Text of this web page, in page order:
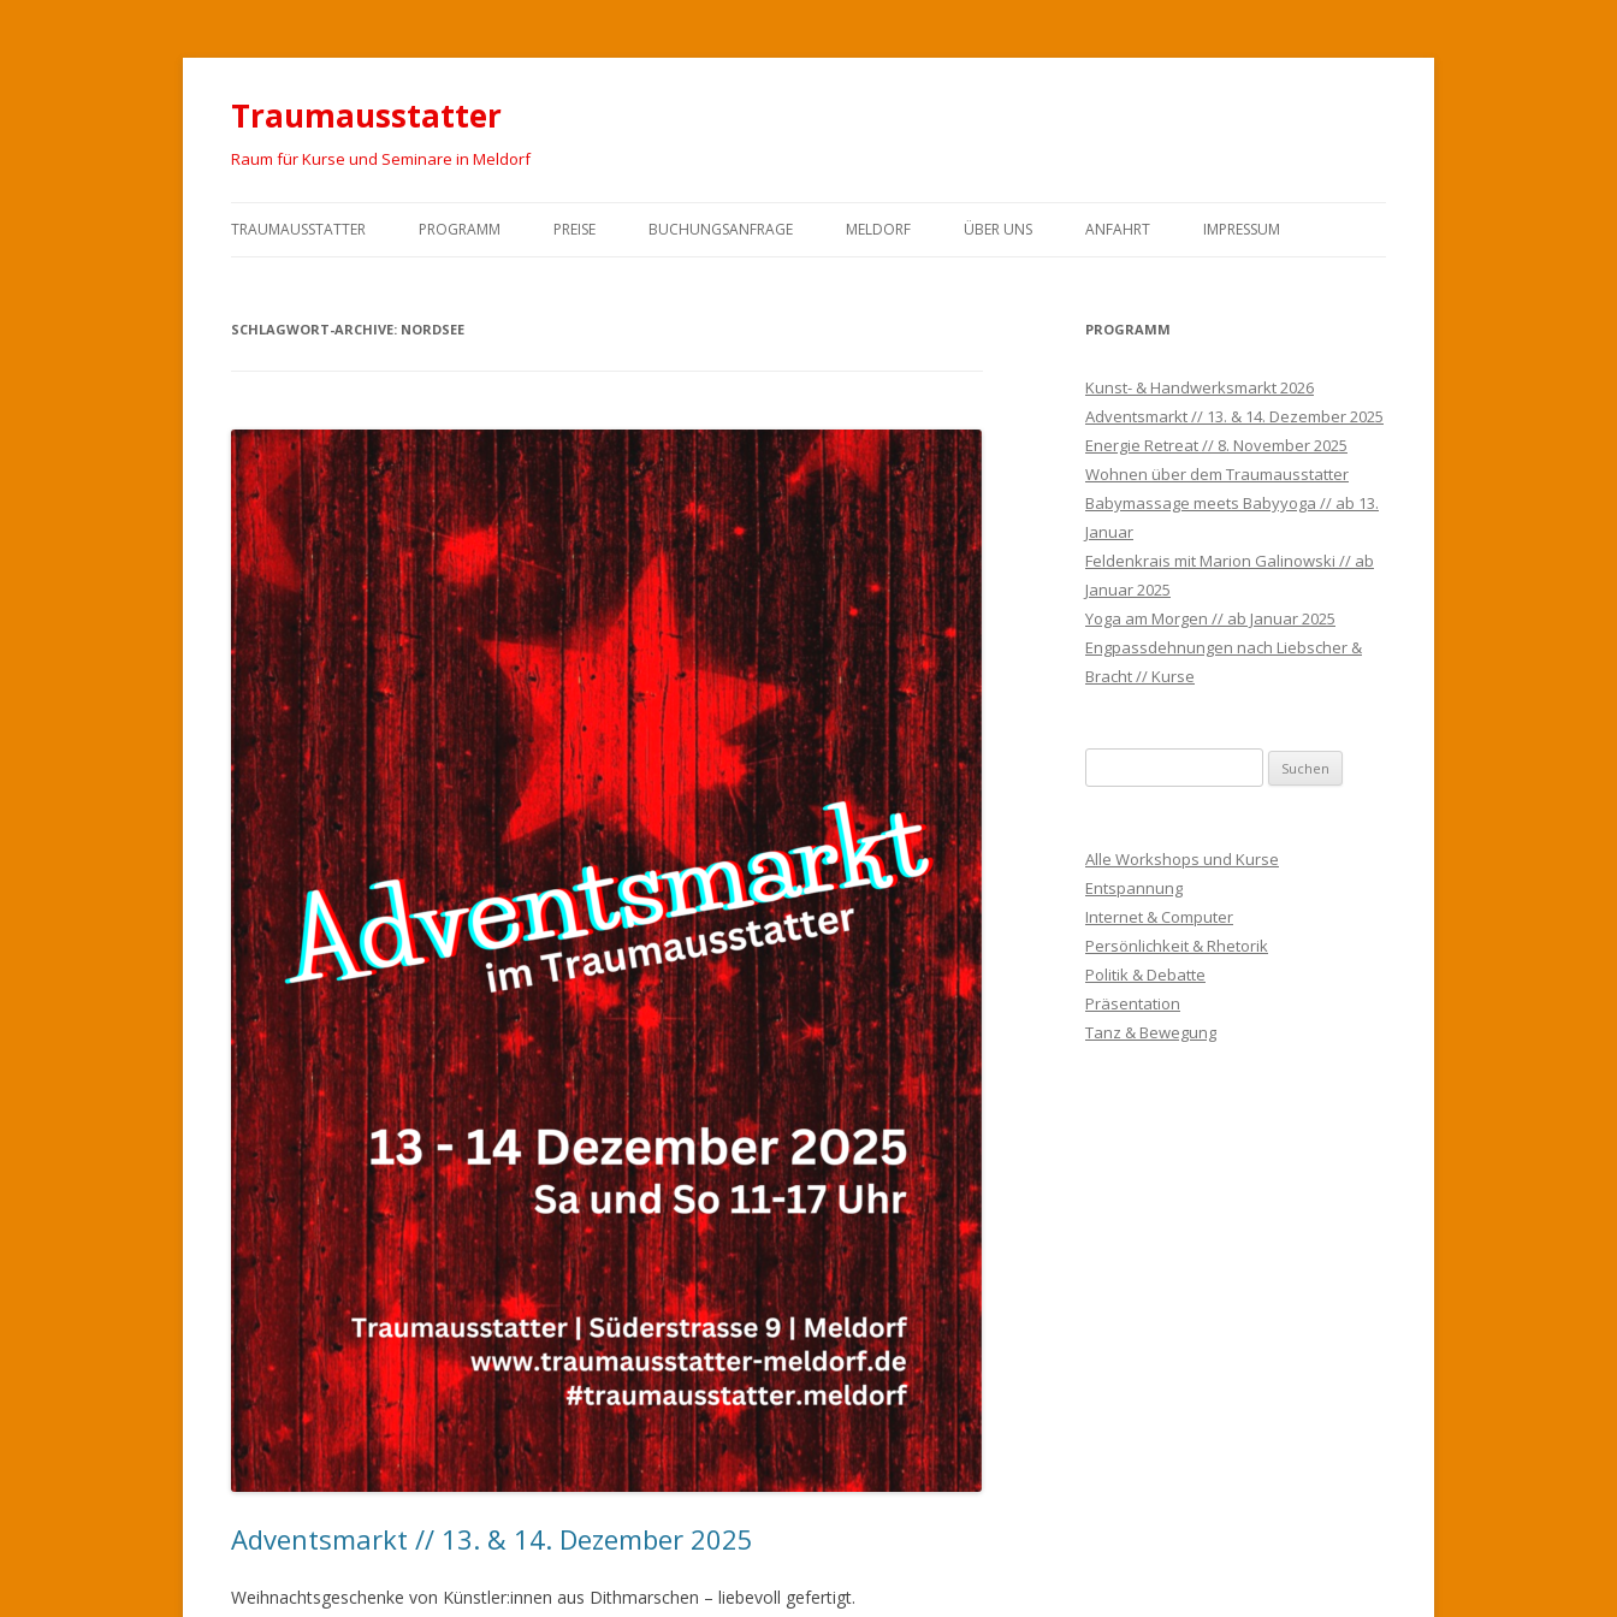
Traumausstatter
Raum für Kurse und Seminare in Meldorf
TRAUMAUSSTATTER PROGRAMM PREISE BUCHUNGSANFRAGE MELDORF ÜBER UNS ANFAHRT IMPRESSUM
SCHLAGWORT-ARCHIVE: NORDSEE
Adventsmarkt // 13. & 14. Dezember 2025
Weihnachtsgeschenke von Künstler:innen aus Dithmarschen – liebevoll gefertigt.
PROGRAMM
Kunst- & Handwerksmarkt 2026
Adventsmarkt // 13. & 14. Dezember 2025
Energie Retreat // 8. November 2025
Wohnen über dem Traumausstatter
Babymassage meets Babyyoga // ab 13.
Januar
Feldenkrais mit Marion Galinowski // ab
Januar 2025
Yoga am Morgen // ab Januar 2025
Engpassdehnungen nach Liebscher &
Bracht // Kurse
u
h
e
n
n
a
c
h
Alle Workshops und Kurse
Entspannung
Internet & Computer
Persönlichkeit & Rhetorik
Politik & Debatte
Präsentation
Tanz & Bewegung